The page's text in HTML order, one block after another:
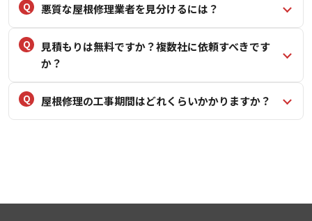
悪質な屋根修理業者を見分けるには？
見積もりは無料ですか？複数社に依頼すべきです
か？
屋根修理の工事期間はどれくらいかかりますか？